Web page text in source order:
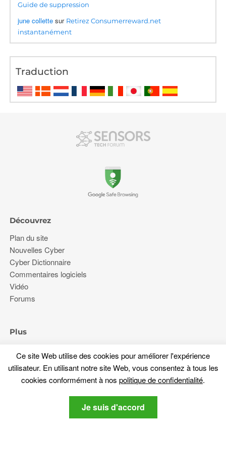
Guide de suppression
june collette sur Retirez Consumerreward.net
instantanément
Traduction
Ce site Web utilise des cookies pour améliorer l'expérience
utilisateur. En utilisant notre site Web, vous consentez à tous les
cookies conformément à nos politique de confidentialité.
Je suis d'accord
Découvrez
Plan du site
Nouvelles Cyber
Cyber Dictionnaire
Commentaires logiciels
Vidéo
Forums
Plus
politique de confidentialité
Contactez nous
Restez à l'écoute
Abonnez-vous à notre newsletter sur les dernières nouvelles